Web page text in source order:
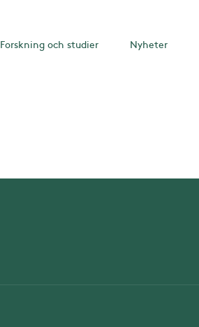
Forskning och studier Nyheter